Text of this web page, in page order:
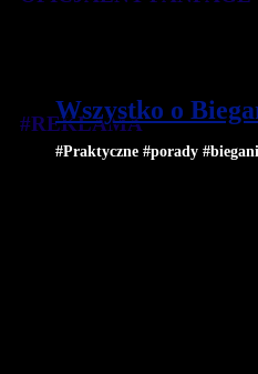
Wszystko o
#Praktyczne #porady
#REKLAMA